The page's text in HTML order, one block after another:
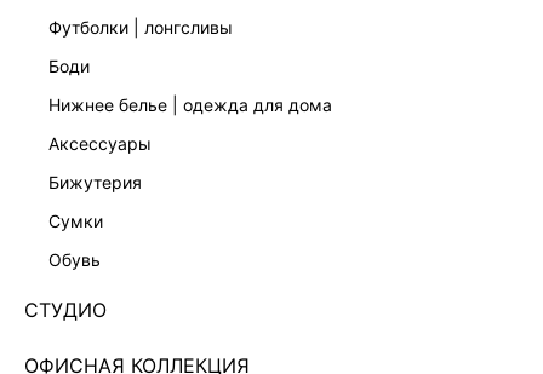
футболки | лонгсливы
боди
нижнее белье | одежда для дома
аксессуары
бижутерия
сумки
обувь
СТУДИО
ОФИСНАЯ КОЛЛЕКЦИЯ
Нет в наличии
ЦВЕТ:СИНИЙ